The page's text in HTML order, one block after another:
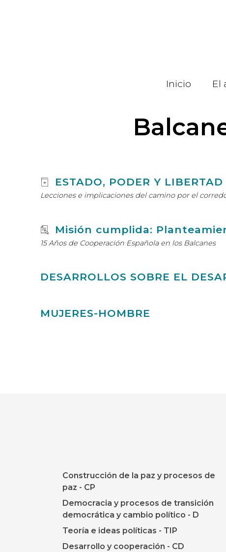
Inicio El
ESTADO, PODER Y LIBERTAD
Lecciones e implicaciones del camino por el
Misión cumplida:
15 Años de Cooperación Española en los Balcanes
DESARROLLOS SOBRE EL
MUJERES-HOMBRE
Construcción de la paz y procesos de
paz - CP
Democracia y procesos de transición
democrática y cambio político - D
Teoría e ideas políticas - TIP
Desarrollo y cooperación - CD